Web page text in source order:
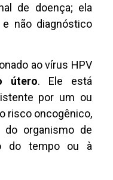
de doença; ela
não diagnóstico
ao vírus HPV
útero. Ele está
por um ou
risco oncogênico,
do organismo de
do tempo ou à